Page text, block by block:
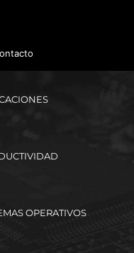
OPERATIVOS